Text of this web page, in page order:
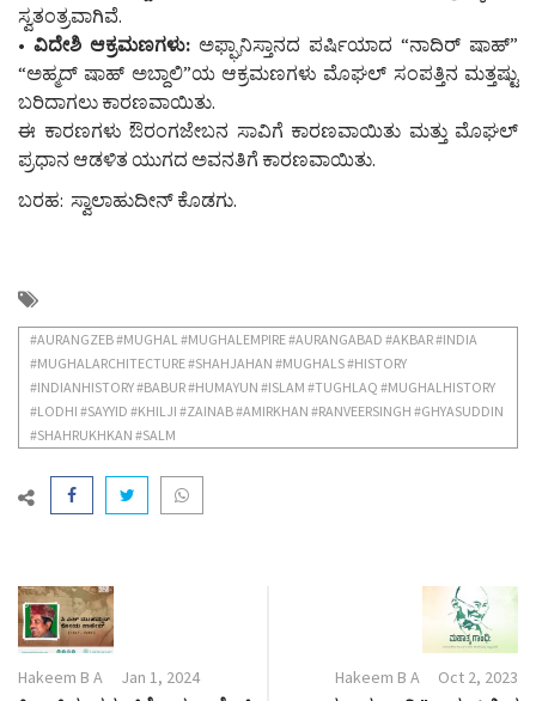
ಸ್ವತಂತ್ರವಾಗಿವೆ.
• ವಿದೇಶಿ ಆಕ್ರಮಣಗಳು: ಅಫ್ಘಾನಿಸ್ತಾನದ ಪರ್ಷಿಯಾದ “ನಾದಿರ್ ಷಾಹ್”
“ಅಹ್ಮದ್ ಷಾಹ್ ಅಬ್ದಾಲಿ”ಯ ಆಕ್ರಮಣಗಳು ಮೊಘಲ್ ಸಂಪತ್ತಿನ ಮತ್ತಷ್ಟು
ಬರಿದಾಗಲು ಕಾರಣವಾಯಿತು.
ಈ ಕಾರಣಗಳು ಔರಂಗಜೇಬನ ಸಾವಿಗೆ ಕಾರಣವಾಯಿತು ಮತ್ತು ಮೊಘಲ್
ಪ್ರಧಾನ ಆಡಳಿತ ಯುಗದ ಅವನತಿಗೆ ಕಾರಣವಾಯಿತು.
ಬರಹ: ಸ್ವಾಲಾಹುದೀನ್ ಕೊಡಗು.
#AURANGZEB #MUGHAL #MUGHALEMPIRE #AURANGABAD #AKBAR #INDIA
#MUGHALARCHITECTURE #SHAHJAHAN #MUGHALS #HISTORY
#INDIANHISTORY #BABUR #HUMAYUN #ISLAM #TUGHLAQ #MUGHALHISTORY
#LODHI #SAYYID #KHILJI #ZAINAB #AMIRKHAN #RANVEERSINGH #GHYASUDDIN
#SHAHRUKHKAN #SALM
Hakeem B A
Jan 1, 2024
Hakeem B A
Oct 2, 2023